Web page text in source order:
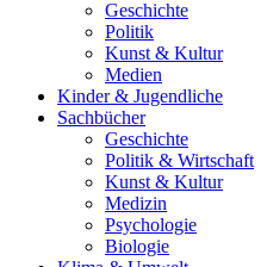
Geschichte
Politik
Kunst & Kultur
Medien
Kinder & Jugendliche
Sachbücher
Geschichte
Politik & Wirtschaft
Kunst & Kultur
Medizin
Psychologie
Biologie